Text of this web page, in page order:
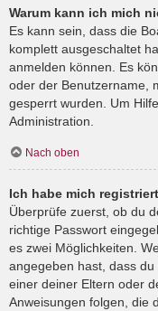
Warum kann ich mich
Es kann sein, dass die
komplett ausgeschaltet
anmelden können. Es
oder der Benutzername,
gesperrt wurden. Um
Administration.
Nach oben
Ich habe mich
Überprüfe zuerst, ob du
richtige Passwort
es zwei Möglichkeiten.
angegeben hast, dass
einer deiner Eltern oder
Anweisungen folgen, die